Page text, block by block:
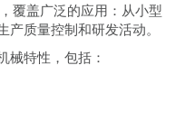
覆盖广泛的应用：从小型
质量控制和研发活动。
械特性，包括：